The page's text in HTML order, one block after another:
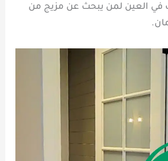
في العين لمن يبحث عن مزيج من